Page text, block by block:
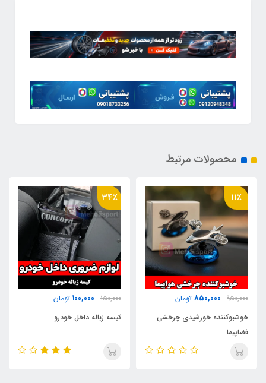
محصولات مرتبط
11٪
950,000
850,000 تومان
خوشبوکننده خورشیدی چرخشی
فضاپیما
34٪
150,000
100,000 تومان
کیسه زباله داخل خودرو